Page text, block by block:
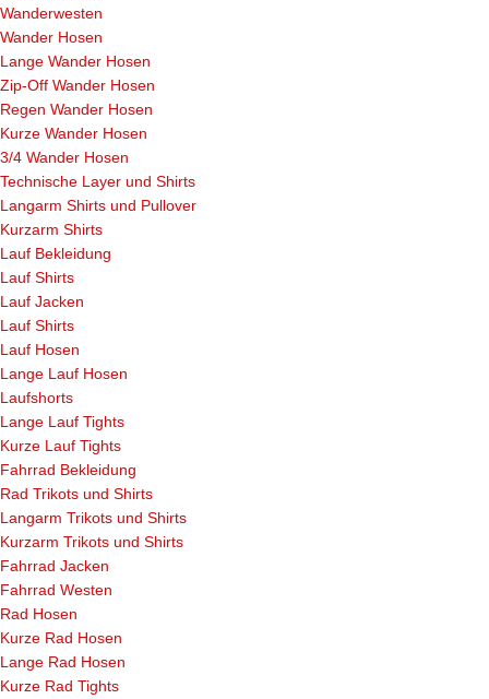
Wanderwesten
Wander Hosen
Lange Wander Hosen
Zip-Off Wander Hosen
Regen Wander Hosen
Kurze Wander Hosen
3/4 Wander Hosen
Technische Layer und Shirts
Langarm Shirts und Pullover
Kurzarm Shirts
Lauf Bekleidung
Lauf Shirts
Lauf Jacken
Lauf Shirts
Lauf Hosen
Lange Lauf Hosen
Laufshorts
Lange Lauf Tights
Kurze Lauf Tights
Fahrrad Bekleidung
Rad Trikots und Shirts
Langarm Trikots und Shirts
Kurzarm Trikots und Shirts
Fahrrad Jacken
Fahrrad Westen
Rad Hosen
Kurze Rad Hosen
Lange Rad Hosen
Kurze Rad Tights